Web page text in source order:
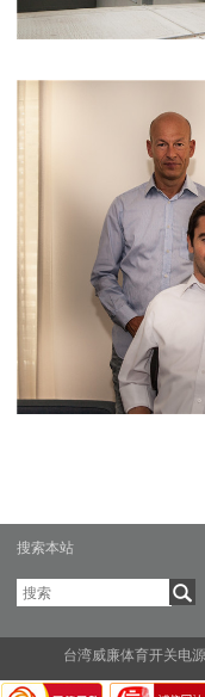
搜索本站
台湾威廉体育开关电